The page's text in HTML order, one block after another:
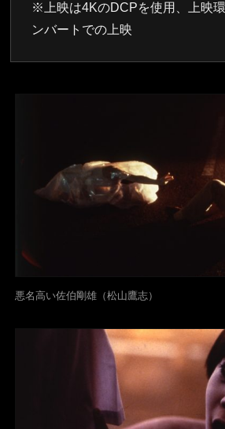
※上映は4KのDCPを使用、上映
ンバートでの上映
悪名高い佐伯剛雄（松山鷹志）